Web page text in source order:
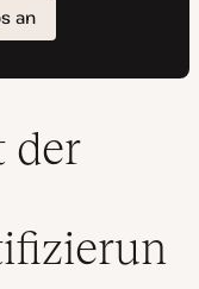
der